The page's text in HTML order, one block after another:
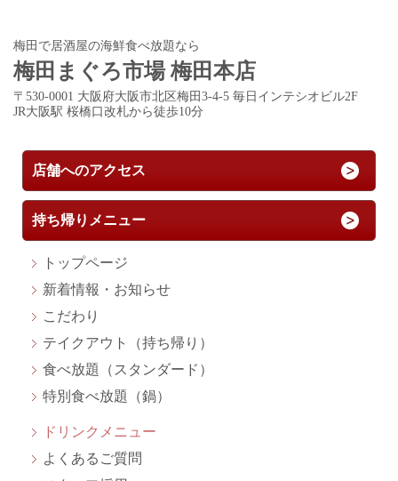
梅田で居酒屋の海鮮食べ放題なら
梅田まぐろ市場 梅田本店
〒530-0001 大阪府大阪市北区梅田3-4-5 毎日インテシオビル2F
JR大阪駅 桜橋口改札から徒歩10分
店舗へのアクセス
持ち帰りメニュー
トップページ
新着情報・お知らせ
こだわり
テイクアウト（持ち帰り）
食べ放題（スタンダード）
特別食べ放題（鍋）
ドリンクメニュー
よくあるご質問